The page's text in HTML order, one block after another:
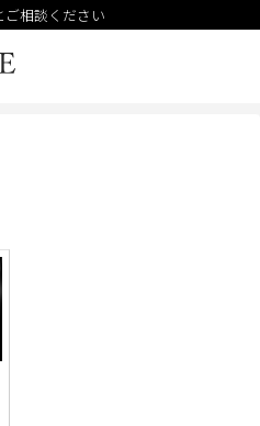
相談ください